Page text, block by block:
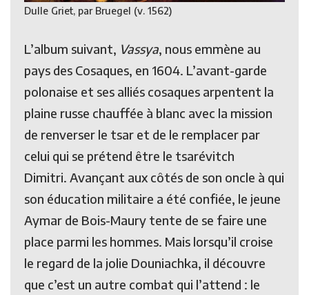
Dulle Griet, par Bruegel (v. 1562)
L’album suivant, Vassya, nous emmène au
pays des Cosaques, en 1604. L’avant-garde
polonaise et ses alliés cosaques arpentent la
plaine russe chauffée à blanc avec la mission
de renverser le tsar et de le remplacer par
celui qui se prétend être le tsarévitch
Dimitri. Avançant aux côtés de son oncle à qui
son éducation militaire a été confiée, le jeune
Aymar de Bois-Maury tente de se faire une
place parmi les hommes. Mais lorsqu’il croise
le regard de la jolie Douniachka, il découvre
que c’est un autre combat qui l’attend : le